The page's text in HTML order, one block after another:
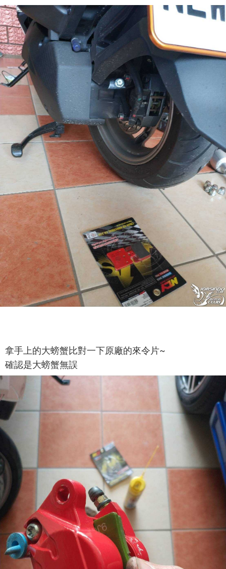
拿手上的大螃蟹比對一下原廠的來令片~
確認是大螃蟹無誤